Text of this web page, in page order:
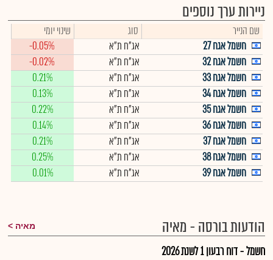
ניירות ערך נוספים
שם הנייר סוג
שינוי יומי
חשמל אגח 27
אג"ח ת"א
-0.05%
חשמל אגח 32
אג"ח ת"א
-0.02%
חשמל אגח 33
אג"ח ת"א
0.21%
חשמל אגח 34
אג"ח ת"א
0.13%
חשמל אגח 35
אג"ח ת"א
0.22%
חשמל אגח 36
אג"ח ת"א
0.14%
חשמל אגח 37
אג"ח ת"א
0.21%
חשמל אגח 38
אג"ח ת"א
0.25%
חשמל אגח 39
אג"ח ת"א 0.01%
הודעות בורסה - מאיה מאיה
חשמל - דוח רבעון 1 לשנת 2026